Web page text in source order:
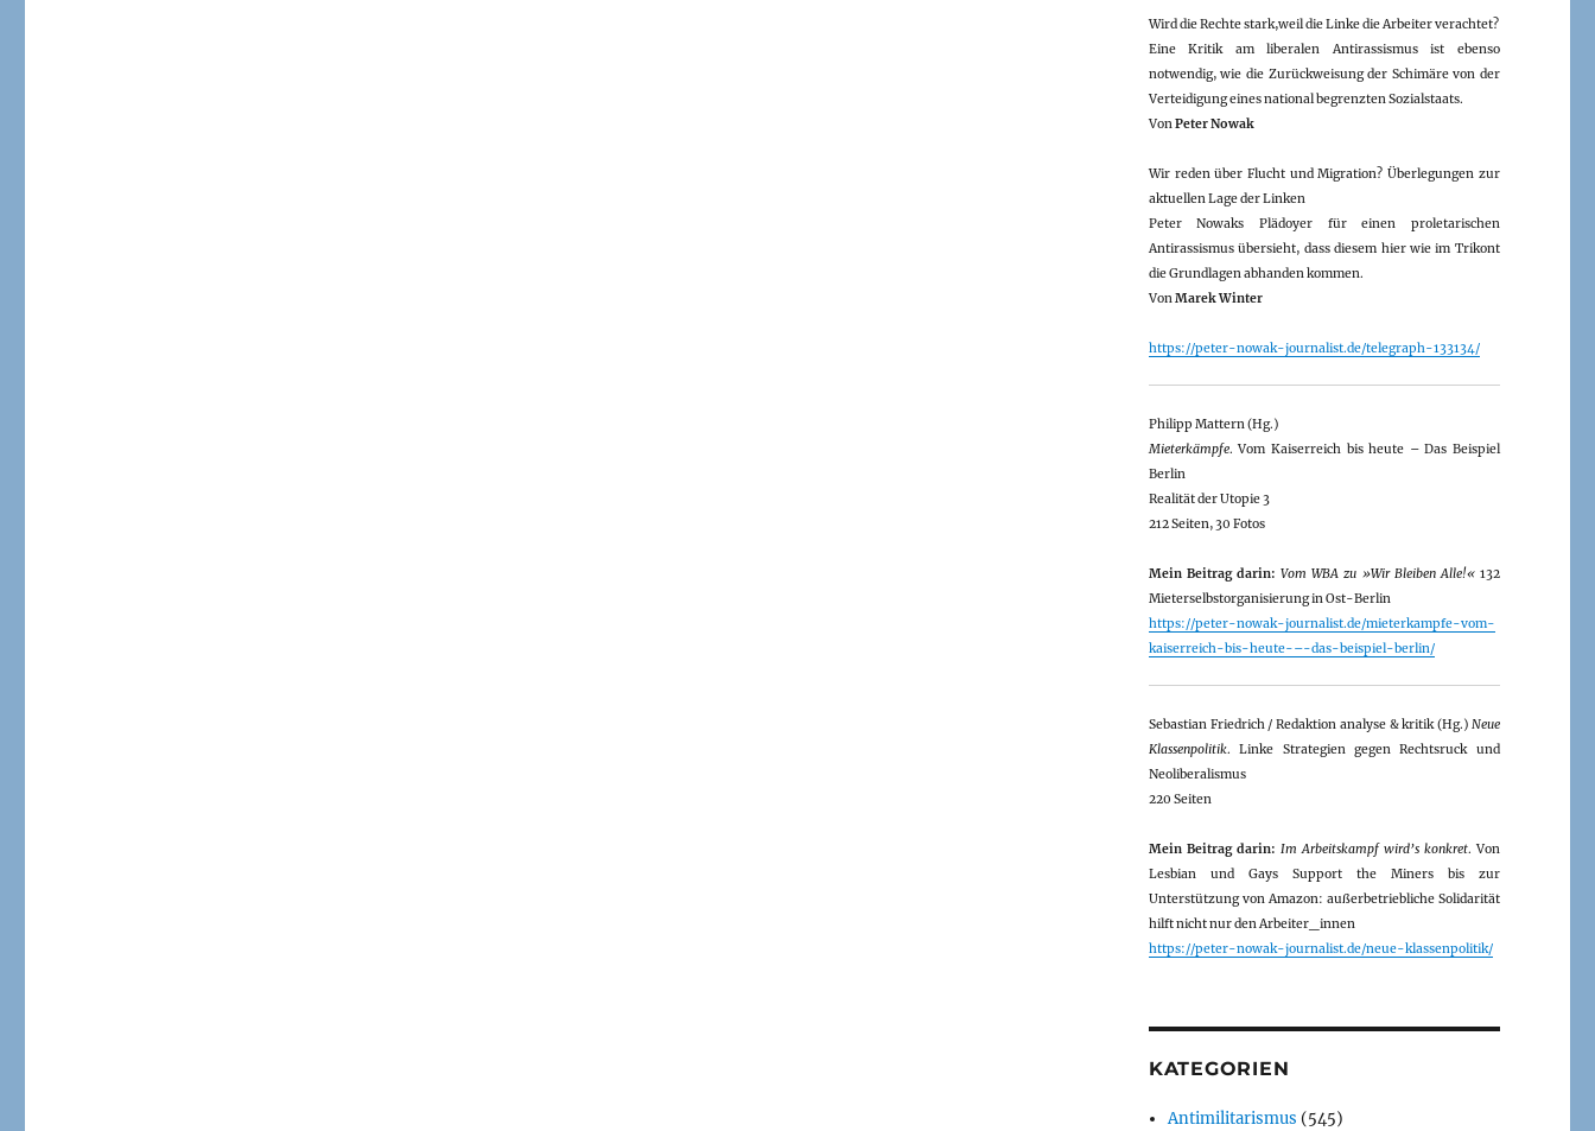
Wird die Rechte stark,weil die Linke die Arbeiter verachtet?
Eine Kritik am liberalen Antirassismus ist ebenso
notwendig, wie die Zurückweisung der Schimäre von der
Verteidigung eines national begrenzten Sozialstaats.
VonPeter Nowak
Wir reden über Flucht und Migration? Überlegungen zur
aktuellen Lage der Linken
Peter Nowaks Plädoyer für einen proletarischen
Antirassismus übersieht, dass diesem hier wie im Trikont
die Grundlagen abhanden kommen.
VonMarek Winter
https://peter-nowak-journalist.de/telegraph-133134/
Philipp Mattern (Hg.)
Mieterkämpfe. Vom Kaiserreich bis heute – Das Beispiel
Berlin
Realität der Utopie 3
212 Seiten, 30 Fotos
Mein Beitrag darin: Vom WBA zu »Wir Bleiben Alle!«132
Mieterselbstorganisierung in Ost-Berlin
https://peter-nowak-journalist.de/mieterkampfe-vom-
kaiserreich-bis-heute-–-das-beispiel-berlin/
Sebastian Friedrich / Redaktion analyse & kritik (Hg.) Neue
Klassenpolitik. Linke Strategien gegen Rechtsruck und
Neoliberalismus
220 Seiten
Mein Beitrag darin: Im Arbeitskampf wird’s konkret. Von
Lesbian und Gays Support the Miners bis zur
Unterstützung von Amazon: außerbetriebliche Solidarität
hilft nicht nur den Arbeiter_innen
https://peter-nowak-journalist.de/neue-klassenpolitik/
KATEGORIEN
Antimilitarismus (545)